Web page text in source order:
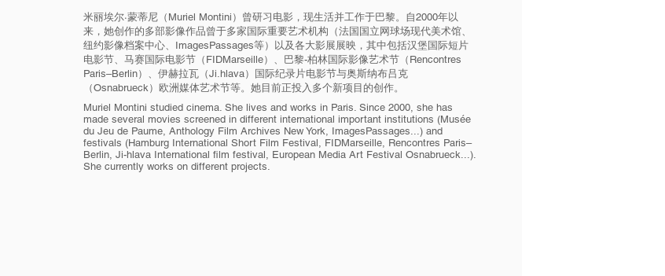
米丽埃尔·蒙蒂尼（Muriel Montini）曾研习电影，现生活并工作于巴黎。自2000年以
来，她创作的多部影像作品曾于多家国际重要艺术机构（法国国立网球场现代美术馆、
纽约影像档案中心、ImagesPassages等）以及各大影展展映，其中包括汉堡国际短片
电影节、马赛国际电影节（FIDMarseille）、巴黎-柏林国际影像艺术节（Rencontres
Paris–Berlin）、伊赫拉瓦（Ji.hlava）国际纪录片电影节与奥斯纳布吕克
（Osnabrueck）欧洲媒体艺术节等。她目前正投入多个新项目的创作。
Muriel Montini studied cinema. She lives and works in Paris. Since 2000, she has
made several movies screened in different international important institutions (Musée
du Jeu de Paume, Anthology Film Archives New York, ImagesPassages...) and
festivals (Hamburg International Short Film Festival, FIDMarseille, Rencontres Paris–
Berlin, Ji-hlava International film festival, European Media Art Festival Osnabrueck...).
She currently works on different projects.